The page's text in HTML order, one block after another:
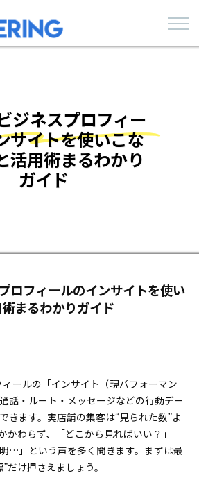
ジネスプロフィー
サイトを使いこな
活用術まるわかり
ガイド
ロフィールのインサイトを使い
まるわかりガイド
ールの「インサイト（現パフォーマン
話・ルート・メッセージなどの行動デー
きます。実店舗の集客は“見られた数”よ
かわらず、「どこから見ればいい？」
…」という声を多く聞きます。まずは最
だけ押さえましょう。